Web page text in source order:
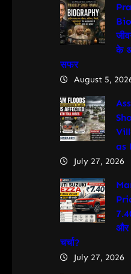
के
सफर
August 5,
as
July 27, 2026
और
चर्चा?
July 27, 2026